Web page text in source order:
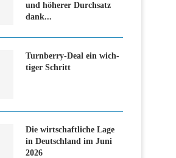
und höherer Durchsatz
dank...
Turn­ber­ry-Deal ein wich­
ti­ger Schritt
Die wirtschaftliche Lage
in Deutschland im Juni
2026